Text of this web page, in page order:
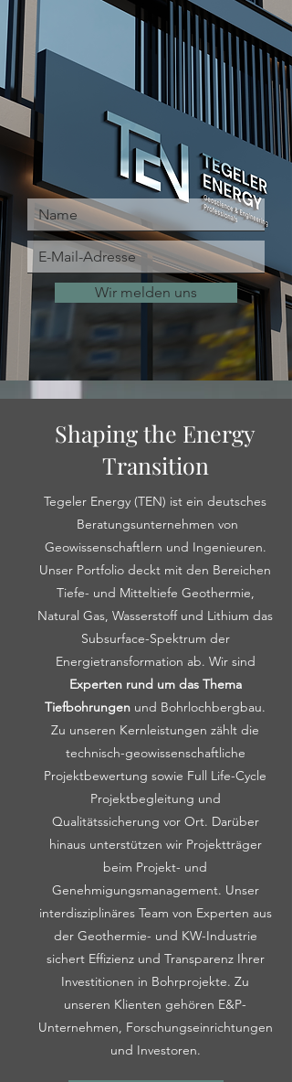
Wir melden uns
Shaping the Energy
Transition
Tegeler Energy (TEN) ist ein deutsches
Beratungsunternehmen von
Geowissenschaftlern und Ingenieuren.
Unser Portfolio deckt mit den Bereichen
Tiefe- und Mitteltiefe Geothermie,
Natural Gas, Wasserstoff und Lithium das
Subsurface-Spektrum der
Energietransformation ab. Wir sind
Experten rund um das Thema
Tiefbohrungen und Bohrlochbergbau.
Zu unseren Kernleistungen zählt die
technisch-geowissenschaftliche
Projektbewertung sowie Full Life-Cycle
Projektbegleitung und
Qualitätssicherung vor Ort. Darüber
hinaus unterstützen wir Projektträger
beim Projekt- und
Genehmigungsmanagement. Unser
interdisziplinäres Team von Experten aus
der Geothermie- und KW-Industrie
sichert Effizienz und Transparenz Ihrer
Investitionen in Bohrprojekte. Zu
unseren Klienten gehören E&P-
Unternehmen, Forschungseinrichtungen
und Investoren.